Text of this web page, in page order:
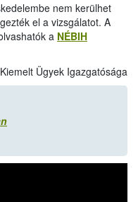
nem kerülhet
el a vizsgálatot. A
a NÉBIH
Kiemelt Ügyek Igazgatósága